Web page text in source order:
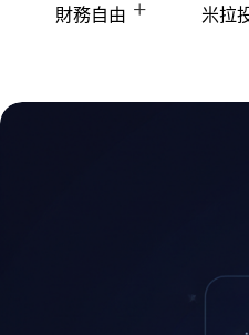
財務自由 米拉